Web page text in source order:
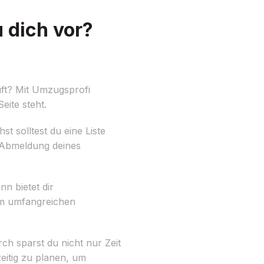
dich vor?
Mit Umzugsprofi
steht.
solltest du eine Liste
deines
bietet dir
umfangreichen
sparst du nicht nur Zeit
zu planen, um